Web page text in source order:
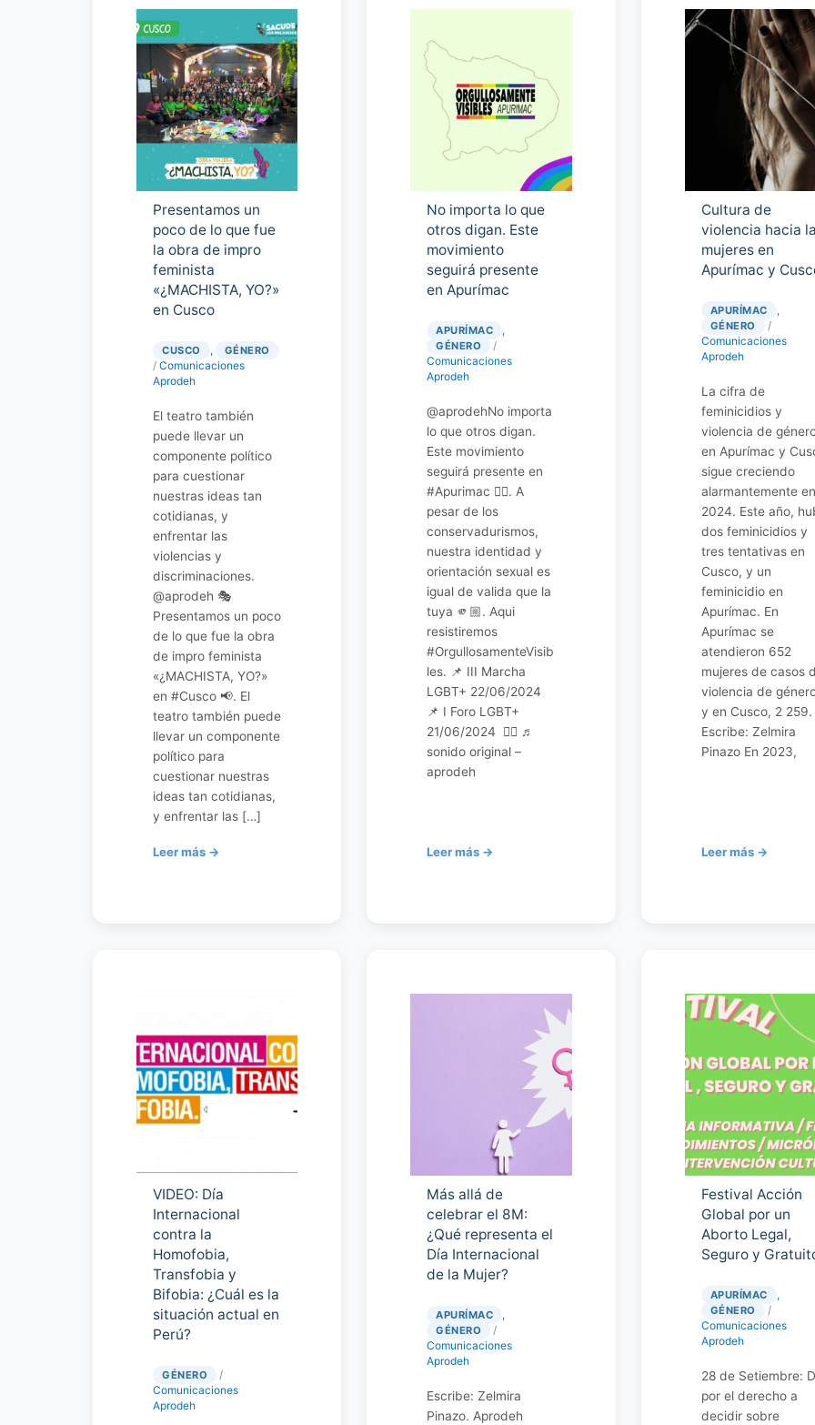
Presentamos un
poco de lo que fue
la obra de impro
feminista
«¿MACHISTA, YO?»
en Cusco
CUSCO , GÉNERO
/ Comunicaciones
Aprodeh
El teatro también
puede llevar un
componente político
para cuestionar
nuestras ideas tan
cotidianas, y
enfrentar las
violencias y
discriminaciones.
@aprodeh 🎭
Presentamos un poco
de lo que fue la obra
de impro feminista
«¿MACHISTA, YO?»
en #Cusco 📢. El
teatro también puede
llevar un componente
político para
cuestionar nuestras
ideas tan cotidianas,
y enfrentar las […]
No importa lo que
otros digan. Este
movimiento
seguirá presente
en Apurímac
APURÍMAC ,
GÉNERO
/
Comunicaciones
Aprodeh
@aprodehNo importa
lo que otros digan.
Este movimiento
seguirá presente en
#Apurimac 🏳‍🌈. A
pesar de los
conservadurismos,
nuestra identidad y
orientación sexual es
igual de valida que la
tuya 🫵🏼. Aqui
resistiremos
#OrgullosamenteVisib
les. 📌 III Marcha
LGBT+ 22/06/2024
📌 I Foro LGBT+
21/06/2024 🏳‍🌈 ♬
sonido original –
aprodeh
Cultura de
violencia hacia
mujeres en
Apurímac y
APURÍMAC ,
GÉNERO
/
Comunicaciones
Aprodeh
La cifra de
feminicidios y
violencia de
en Apurímac y
sigue creciendo
alarmantemente en
2024. Este año,
dos feminicidios y
tres tentativas en
Cusco, y un
feminicidio en
Apurímac. En
Apurímac se
atendieron 652
mujeres de casos
violencia de
y en Cusco, 2 259.
Escribe: Zelmira
Pinazo En 2023,
VIDEO: Día
Internacional
contra la
Homofobia,
Transfobia y
Bifobia: ¿Cuál es la
situación actual en
Perú?
GÉNERO
/
Comunicaciones
Aprodeh
Más allá de
celebrar el 8M:
¿Qué representa el
Día Internacional
de la Mujer?
APURÍMAC ,
GÉNERO
/
Comunicaciones
Aprodeh
Escribe: Zelmira
Pinazo. Aprodeh
Festival Acción
Global por un
Aborto Legal,
Seguro y
APURÍMAC ,
GÉNERO
/
Comunicaciones
Aprodeh
28 de Setiembre:
por el derecho a
decidir sobre